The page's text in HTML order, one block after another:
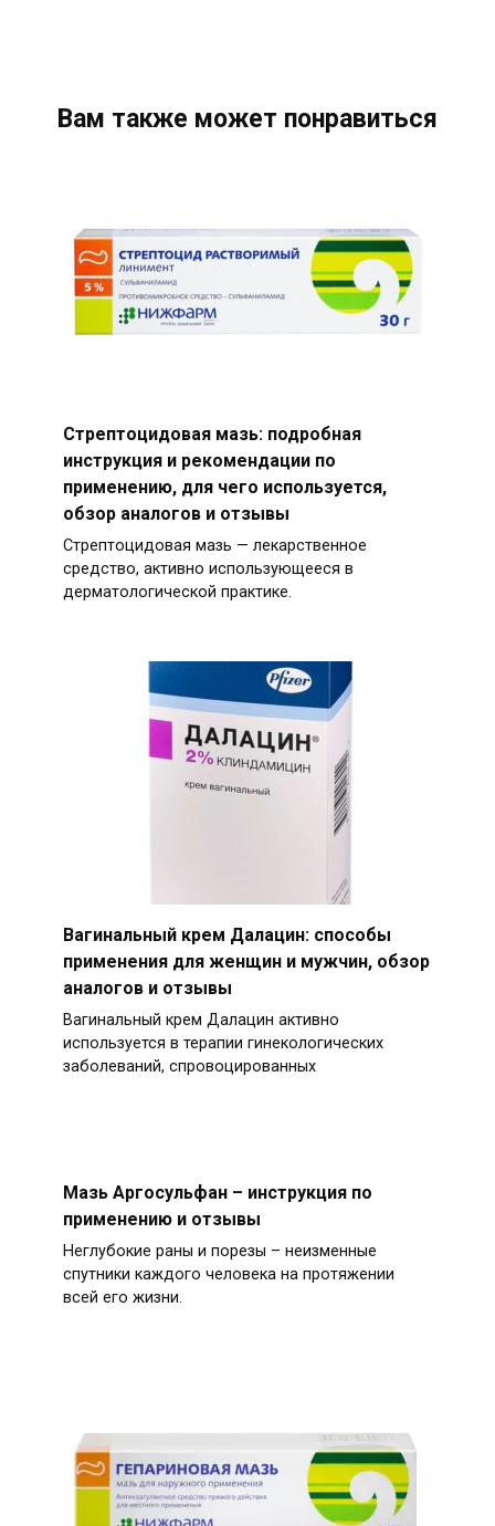
Вам также может понравиться
Стрептоцидовая мазь: подробная
инструкция и рекомендации по
применению, для чего используется,
обзор аналогов и отзывы
Стрептоцидовая мазь — лекарственное
средство, активно использующееся в
дерматологической практике.
Вагинальный крем Далацин: способы
применения для женщин и мужчин, обзор
аналогов и отзывы
Вагинальный крем Далацин активно
используется в терапии гинекологических
заболеваний, спровоцированных
Мазь Аргосульфан – инструкция по
применению и отзывы
Неглубокие раны и порезы – неизменные
спутники каждого человека на протяжении
всей его жизни.